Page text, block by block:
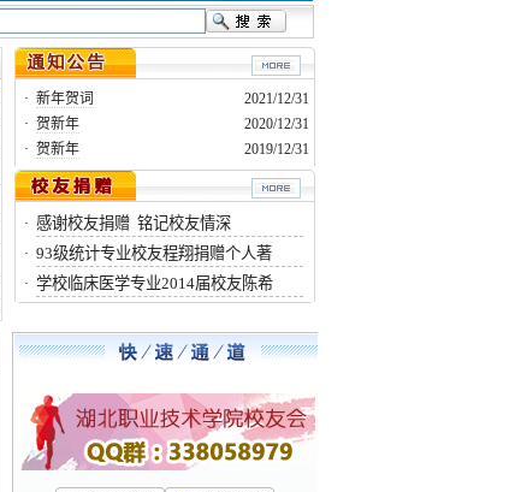
· 新年贺词
2021/12/31
· 贺新年
2020/12/31
· 贺新年 2019/12/31
· 感谢校友捐赠 铭记校友情深
· 93级统计专业校友程翔捐赠个人著
· 学校临床医学专业2014届校友陈希